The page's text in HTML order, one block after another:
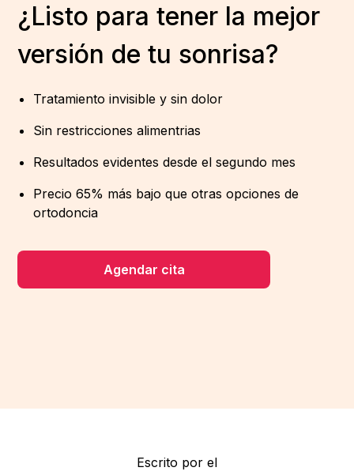
¿Listo para tener la mejor
versión de tu sonrisa?
Tratamiento invisible y sin dolor
Sin restricciones alimentrias
Resultados evidentes desde el segundo mes
Precio 65% más bajo que otras opciones de
ortodoncia
Agendar cita
Escrito por el